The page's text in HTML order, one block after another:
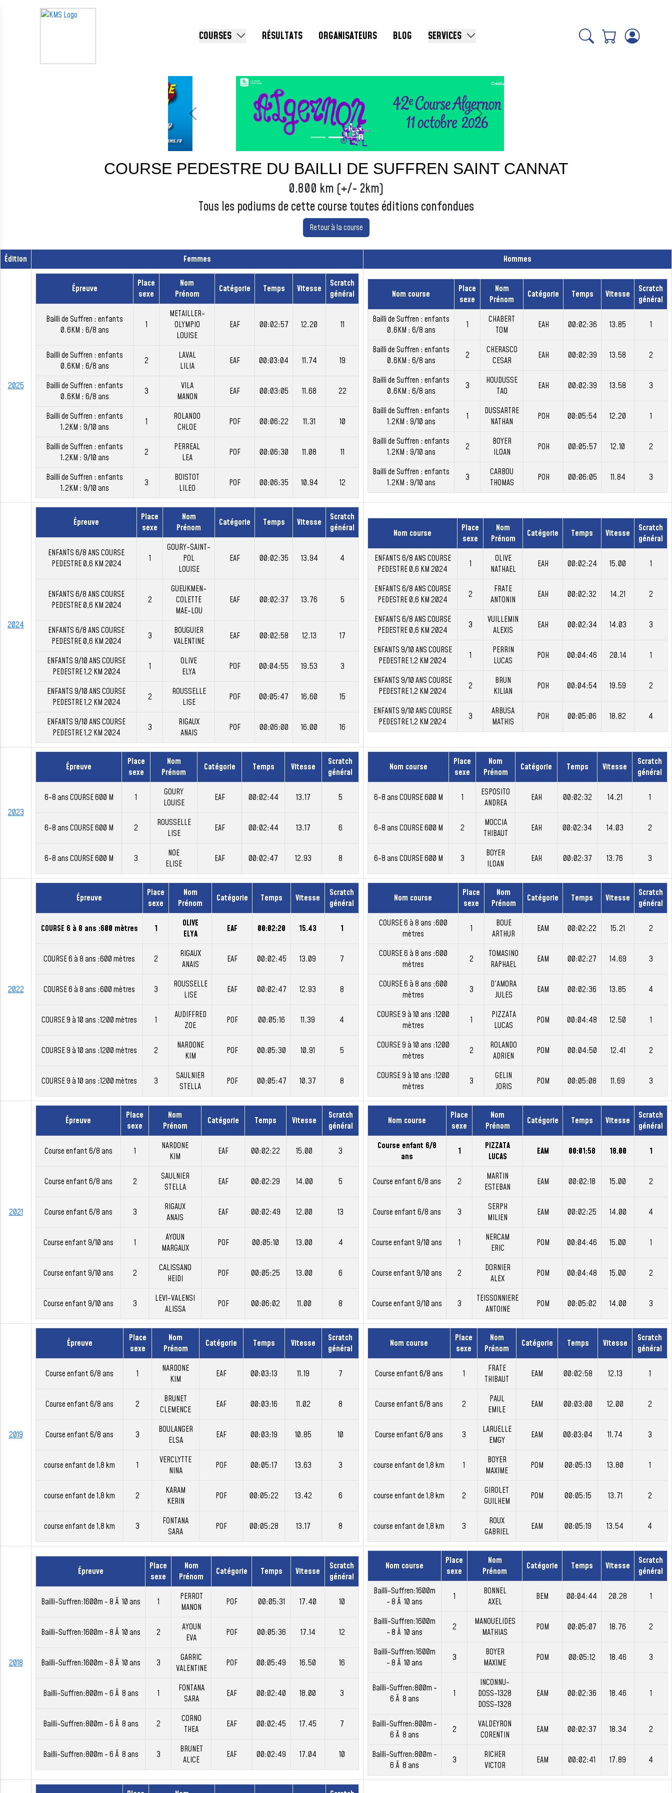
COURSES RÉSULTATS ORGANISATEURS BLOG SERVICES
Précédent Suivant
COURSE PEDESTRE DU BAILLI DE SUFFREN SAINT CANNAT
0.800 km (+/- 2km)
Tous les podiums de cette course toutes éditions confondues
Retour à la course
Édition Femmes Hommes
2025
Épreuve
Place
sexe
Nom
Prénom
Catégorie Temps Vitesse
Scratch
général
Bailli de Suffren : enfants
0.6KM : 6/8 ans
1
METAILLER-
OLYMPIO
LOUISE
EAF 00:02:57 12.20 11
Bailli de Suffren : enfants
0.6KM : 6/8 ans
2
LAVAL
LILIA
EAF 00:03:04 11.74 19
Bailli de Suffren : enfants
0.6KM : 6/8 ans
3
VILA
MANON
EAF 00:03:05 11.68 22
Bailli de Suffren : enfants
1.2KM : 9/10 ans
1
ROLANDO
CHLOE
POF 00:06:22 11.31 10
Bailli de Suffren : enfants
1.2KM : 9/10 ans
2
PERREAL
LEA
POF 00:06:30 11.08 11
Bailli de Suffren : enfants
1.2KM : 9/10 ans
3
BOISTOT
LILEO
POF 00:06:35 10.94 12
Nom course
Place
sexe
Nom
Prénom
Catégorie Temps Vitesse
Scratch
général
Bailli de Suffren : enfants
0.6KM : 6/8 ans
1
CHABERT
TOM
EAH 00:02:36 13.85 1
Bailli de Suffren : enfants
0.6KM : 6/8 ans
2
CHERASCO
CESAR
EAH 00:02:39 13.58 2
Bailli de Suffren : enfants
0.6KM : 6/8 ans
3
HOUDUSSE
TAO
EAH 00:02:39 13.58 3
Bailli de Suffren : enfants
1.2KM : 9/10 ans
1
DUSSARTRE
NATHAN
POH 00:05:54 12.20 1
Bailli de Suffren : enfants
1.2KM : 9/10 ans
2
BOYER
ILOAN
POH 00:05:57 12.10 2
Bailli de Suffren : enfants
1.2KM : 9/10 ans
3
CARBOU
THOMAS
POH 00:06:05 11.84 3
2024
Épreuve
Place
sexe
Nom
Prénom
Catégorie Temps Vitesse
Scratch
général
ENFANTS 6/8 ANS COURSE
PEDESTRE 0,6 KM 2024
1
GOURY-SAINT-
POL
LOUISE
EAF 00:02:35 13.94 4
ENFANTS 6/8 ANS COURSE
PEDESTRE 0,6 KM 2024
2
GUEUKMEN-
COLETTE
MAE-LOU
EAF 00:02:37 13.76 5
ENFANTS 6/8 ANS COURSE
PEDESTRE 0,6 KM 2024
3
BOUGUIER
VALENTINE
EAF 00:02:58 12.13 17
ENFANTS 9/10 ANS COURSE
PEDESTRE 1,2 KM 2024
1
OLIVE
ELYA
POF 00:04:55 19.53 3
ENFANTS 9/10 ANS COURSE
PEDESTRE 1,2 KM 2024
2
ROUSSELLE
LISE
POF 00:05:47 16.60 15
ENFANTS 9/10 ANS COURSE
PEDESTRE 1,2 KM 2024
3
RIGAUX
ANAIS
POF 00:06:00 16.00 16
Nom course
Place
sexe
Nom
Prénom
Catégorie Temps Vitesse
Scratch
général
ENFANTS 6/8 ANS COURSE
PEDESTRE 0,6 KM 2024
1
OLIVE
NATHAEL
EAH 00:02:24 15.00 1
ENFANTS 6/8 ANS COURSE
PEDESTRE 0,6 KM 2024
2
FRATE
ANTONIN
EAH 00:02:32 14.21 2
ENFANTS 6/8 ANS COURSE
PEDESTRE 0,6 KM 2024
3
VUILLEMIN
ALEXIS
EAH 00:02:34 14.03 3
ENFANTS 9/10 ANS COURSE
PEDESTRE 1,2 KM 2024
1
PERRIN
LUCAS
POH 00:04:46 20.14 1
ENFANTS 9/10 ANS COURSE
PEDESTRE 1,2 KM 2024
2
BRUN
KILIAN
POH 00:04:54 19.59 2
ENFANTS 9/10 ANS COURSE
PEDESTRE 1,2 KM 2024
3
ARBUSA
MATHIS
POH 00:05:06 18.82 4
2023
Épreuve
Place
sexe
Nom
Prénom
Catégorie Temps Vitesse
Scratch
général
6-8 ans COURSE 600 M 1
GOURY
LOUISE
EAF 00:02:44 13.17 5
6-8 ans COURSE 600 M 2
ROUSSELLE
LISE
EAF 00:02:44 13.17 6
6-8 ans COURSE 600 M 3
NOE
ELISE
EAF 00:02:47 12.93 8
Nom course
Place
sexe
Nom
Prénom
Catégorie Temps Vitesse
Scratch
général
6-8 ans COURSE 600 M 1
ESPOSITO
ANDREA
EAH 00:02:32 14.21 1
6-8 ans COURSE 600 M 2
MOCCIA
THIBAUT
EAH 00:02:34 14.03 2
6-8 ans COURSE 600 M 3
BOYER
ILOAN
EAH 00:02:37 13.76 3
2022
Épreuve
Place
sexe
Nom
Prénom
Catégorie Temps Vitesse
Scratch
général
COURSE 6 à 8 ans :600 mètres 1
OLIVE
ELYA
EAF 00:02:20 15.43 1
COURSE 6 à 8 ans :600 mètres 2
RIGAUX
ANAIS
EAF 00:02:45 13.09 7
COURSE 6 à 8 ans :600 mètres 3
ROUSSELLE
LISE
EAF 00:02:47 12.93 8
COURSE 9 à 10 ans :1200 mètres 1
AUDIFFRED
ZOE
POF 00:05:16 11.39 4
COURSE 9 à 10 ans :1200 mètres 2
NARDONE
KIM
POF 00:05:30 10.91 5
COURSE 9 à 10 ans :1200 mètres 3
SAULNIER
STELLA
POF 00:05:47 10.37 8
Nom course
Place
sexe
Nom
Prénom
Catégorie Temps Vitesse
Scratch
général
COURSE 6 à 8 ans :600
mètres
1
BOUE
ARTHUR
EAM 00:02:22 15.21 2
COURSE 6 à 8 ans :600
mètres
2
TOMASINO
RAPHAEL
EAM 00:02:27 14.69 3
COURSE 6 à 8 ans :600
mètres
3
D'AMORA
JULES
EAM 00:02:36 13.85 4
COURSE 9 à 10 ans :1200
mètres
1
PIZZATA
LUCAS
POM 00:04:48 12.50 1
COURSE 9 à 10 ans :1200
mètres
2
ROLANDO
ADRIEN
POM 00:04:50 12.41 2
COURSE 9 à 10 ans :1200
mètres
3
GELIN
JORIS
POM 00:05:08 11.69 3
2021
Épreuve
Place
sexe
Nom
Prénom
Catégorie Temps Vitesse
Scratch
général
Course enfant 6/8 ans 1
NARDONE
KIM
EAF 00:02:22 15.00 3
Course enfant 6/8 ans 2
SAULNIER
STELLA
EAF 00:02:29 14.00 5
Course enfant 6/8 ans 3
RIGAUX
ANAIS
EAF 00:02:49 12.00 13
Course enfant 9/10 ans 1
AYOUN
MARGAUX
POF 00:05:10 13.00 4
Course enfant 9/10 ans 2
CALISSANO
HEIDI
POF 00:05:25 13.00 6
Course enfant 9/10 ans 3
LEVI-VALENSI
ALISSA
POF 00:06:02 11.00 8
Nom course
Place
sexe
Nom
Prénom
Catégorie Temps Vitesse
Scratch
général
Course enfant 6/8
ans
1
PIZZATA
LUCAS
EAM 00:01:58 18.00 1
Course enfant 6/8 ans 2
MARTIN
ESTEBAN
EAM 00:02:18 15.00 2
Course enfant 6/8 ans 3
SERPH
MILIEN
EAM 00:02:25 14.00 4
Course enfant 9/10 ans 1
NERCAM
ERIC
POM 00:04:46 15.00 1
Course enfant 9/10 ans 2
DORNIER
ALEX
POM 00:04:48 15.00 2
Course enfant 9/10 ans 3
TEISSONNIERE
ANTOINE
POM 00:05:02 14.00 3
2019
Épreuve
Place
sexe
Nom
Prénom
Catégorie Temps Vitesse
Scratch
général
Course enfant 6/8 ans 1
NARDONE
KIM
EAF 00:03:13 11.19 7
Course enfant 6/8 ans 2
BRUNET
CLEMENCE
EAF 00:03:16 11.02 8
Course enfant 6/8 ans 3
BOULANGER
ELSA
EAF 00:03:19 10.85 10
course enfant de 1,8 km 1
VERCLYTTE
NINA
POF 00:05:17 13.63 3
course enfant de 1,8 km 2
KARAM
KERIN
POF 00:05:22 13.42 6
course enfant de 1,8 km 3
FONTANA
SARA
POF 00:05:28 13.17 8
Nom course
Place
sexe
Nom
Prénom
Catégorie Temps Vitesse
Scratch
général
Course enfant 6/8 ans 1
FRATE
THIBAUT
EAM 00:02:58 12.13 1
Course enfant 6/8 ans 2
PAUL
EMILE
EAM 00:03:00 12.00 2
Course enfant 6/8 ans 3
LARUELLE
EMGY
EAM 00:03:04 11.74 3
course enfant de 1,8 km 1
BOYER
MAXIME
POM 00:05:13 13.80 1
course enfant de 1,8 km 2
GIROLET
GUILHEM
POM 00:05:15 13.71 2
course enfant de 1,8 km 3
ROUX
GABRIEL
EAM 00:05:19 13.54 4
2018
Épreuve
Place
sexe
Nom
Prénom
Catégorie Temps Vitesse
Scratch
général
Bailli-Suffren:1600m - 8 Ã 10 ans 1
PERROT
MANON
POF 00:05:31 17.40 10
Bailli-Suffren:1600m - 8 Ã 10 ans 2
AYOUN
EVA
POF 00:05:36 17.14 12
Bailli-Suffren:1600m - 8 Ã 10 ans 3
GARRIC
VALENTINE
POF 00:05:49 16.50 16
Bailli-Suffren:800m - 6 Ã 8 ans 1
FONTANA
SARA
EAF 00:02:40 18.00 3
Bailli-Suffren:800m - 6 Ã 8 ans 2
CORNO
THEA
EAF 00:02:45 17.45 7
Bailli-Suffren:800m - 6 Ã 8 ans 3
BRUNET
ALICE
EAF 00:02:49 17.04 10
Nom course
Place
sexe
Nom
Prénom
Catégorie Temps Vitesse
Scratch
général
Bailli-Suffren:1600m
- 8 Ã 10 ans
1
BONNEL
AXEL
BEM 00:04:44 20.28 1
Bailli-Suffren:1600m
- 8 Ã 10 ans
2
MANOUELIDES
MATHIAS
POM 00:05:07 18.76 2
Bailli-Suffren:1600m
- 8 Ã 10 ans
3
BOYER
MAXIME
POM 00:05:12 18.46 3
Bailli-Suffren:800m -
6 Ã 8 ans
1
INCONNU-
DOSS-1328
DOSS-1328
EAM 00:02:36 18.46 1
Bailli-Suffren:800m -
6 Ã 8 ans
2
VALDEYRON
CORENTIN
EAM 00:02:37 18.34 2
Bailli-Suffren:800m -
6 Ã 8 ans
3
RICHER
VICTOR
EAM 00:02:41 17.89 4
Panneau de gestion des cookies